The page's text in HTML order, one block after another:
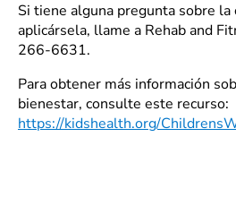
Si tiene alguna pregunta sobre la
aplicársela, llame a Rehab and
266-6631.
Para obtener más información
bienestar, consulte este recurso:
https://kidshealth.org/